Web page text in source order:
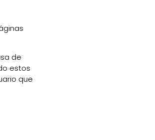
de
estos
que